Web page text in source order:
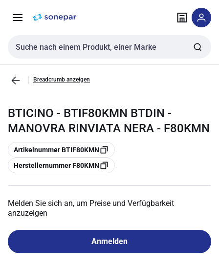
NavigationInhalt
Sucheingabe
Breadcrumb anzeigen
BTICINO - BTIF80KMN BTDIN -
MANOVRA RINVIATA NERA - F80KMN
Kopieren
Artikelnummer BTIF80KMN
Kopieren
Herstellernummer F80KMN
Melden Sie sich an, um Preise und Verfügbarkeit
anzuzeigen
Anmelden